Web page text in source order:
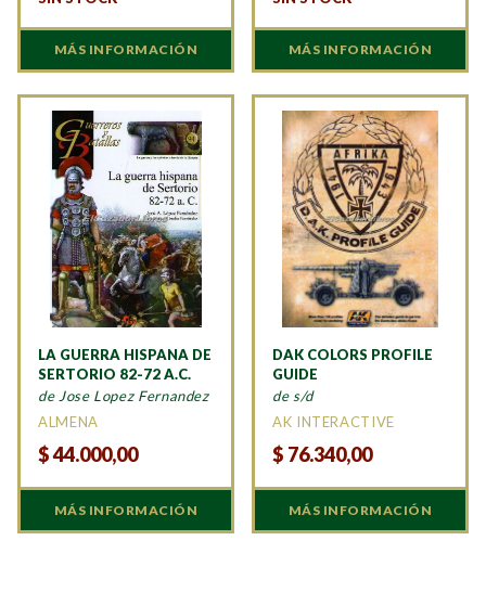
MÁS INFORMACIÓN MÁS INFORMACIÓN
LA GUERRA HISPANA DE
SERTORIO 82-72 A.C.
de Jose Lopez Fernandez
ALMENA
$44.000,00
MÁS INFORMACIÓN
DAK COLORS PROFILE
GUIDE
de s/d
AK INTERACTIVE
$ 76.340,00
MÁS INFORMACIÓN